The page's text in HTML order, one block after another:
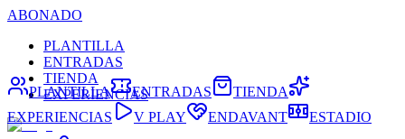
ABONADO
PLANTILLA
ENTRADAS
TIENDA
EXPERIENCIAS
PLANTILLA ENTRADAS
TIENDA
EXPERIENCIAS
V PLAY ENDAVANT
ESTADIO